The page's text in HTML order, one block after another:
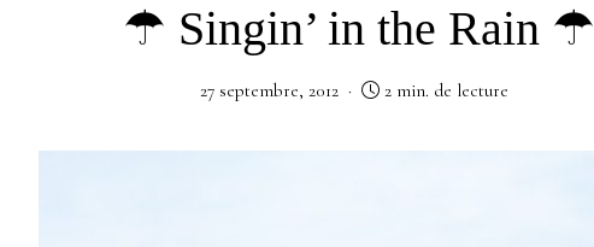
☂ Singin’ in the Rain ☂
27 septembre, 2012 2 min. de lecture